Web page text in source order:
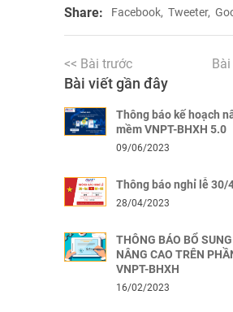
Share: Facebook, Tweeter,
<< Bài trước
Bài viết gần đây
Thông báo kế hoạch
mềm VNPT-BHXH 5.0
09/06/2023
Thông báo nghỉ lễ 30/
28/04/2023
THÔNG BÁO BỔ
NÂNG CAO TRÊN
VNPT-BHXH
16/02/2023